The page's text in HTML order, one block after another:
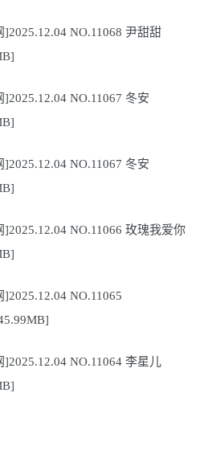
]2025.12.04 NO.11068 尹甜甜
NO.11067 冬安
NO.11067 冬安
]2025.12.04 NO.11066 玫瑰我爱你
NO.11065
]2025.12.04 NO.11064 李星儿